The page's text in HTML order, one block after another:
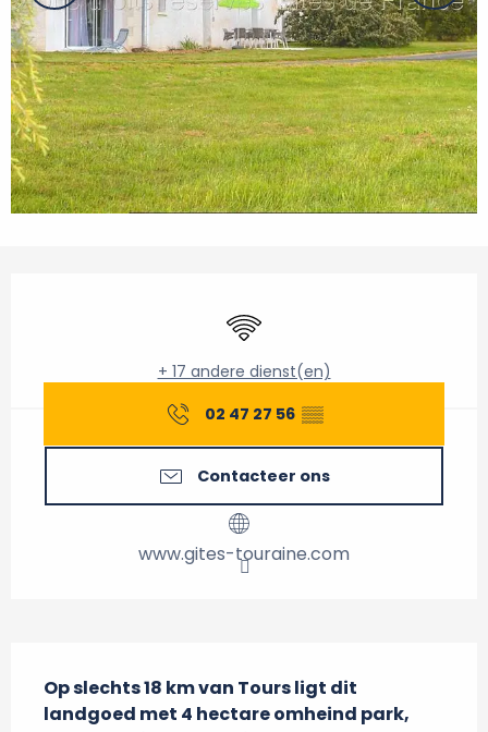
Wifi
+ 17 andere dienst(en)
02 47 27 56 ▒▒
Contacteer ons
www.gites-touraine.com
Op slechts 18 km van Tours ligt dit
landgoed met 4 hectare omheind park,